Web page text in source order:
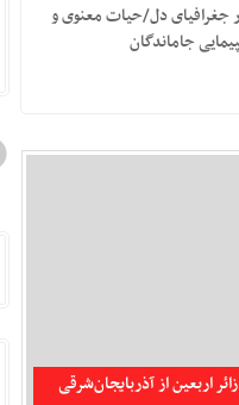
دل/حیات معنوی و
جاماندگان